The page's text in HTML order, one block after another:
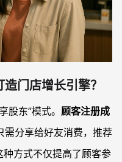
门店增长引擎？
股东”模式。 顾客注册成
需分享给好友消费，推荐
方式不仅提高了顾客参